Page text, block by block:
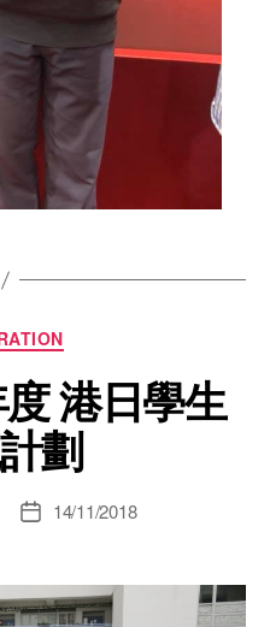
港日學生
劃
14/11/2018